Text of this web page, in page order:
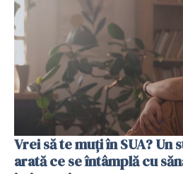
Vrei să te muți în SUA? Un
arată ce se întâmplă cu